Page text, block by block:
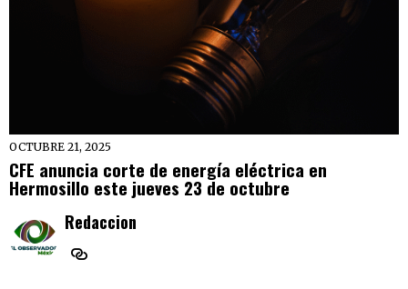
OCTUBRE 21, 2025
CFE anuncia corte de energía eléctrica en
Hermosillo este jueves 23 de octubre
Redaccion